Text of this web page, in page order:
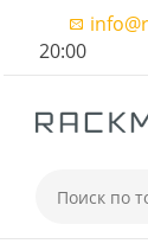
20:00